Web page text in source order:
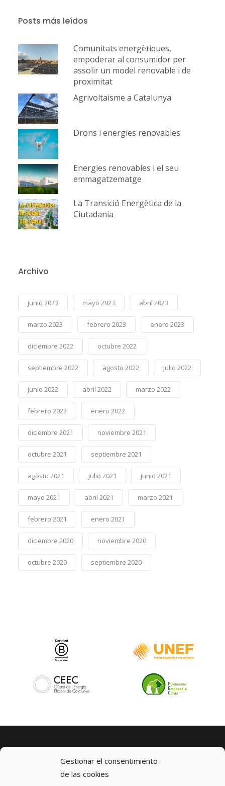
Gestionar el consentimiento
de las cookies
Posts más leídos
Comunitats energètiques,
empoderar al consumidor per
assolir un model renovable i de
proximitat
Agrivoltaisme a Catalunya
Drons i energies renovables
Energies renovables i el seu
emmagatzematge
La Transició Energètica de la
Ciutadania
Archivo
junio 2023 mayo 2023 abril 2023
marzo 2023 febrero 2023 enero 2023
diciembre 2022 octubre 2022
septiembre 2022 agosto 2022 julio 2022
junio 2022 abril 2022 marzo 2022
febrero 2022 enero 2022
diciembre 2021 noviembre 2021
octubre 2021 septiembre 2021
agosto 2021 julio 2021 junio 2021
mayo 2021 abril 2021 marzo 2021
febrero 2021 enero 2021
diciembre 2020 noviembre 2020
octubre 2020 septiembre 2020